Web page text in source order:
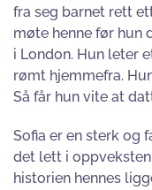
fra seg barnet rett
møte henne før hun
i London. Hun leter
rømt hjemmefra.
Så får hun vite at
Sofia er en sterk og
det lett i
historien hennes